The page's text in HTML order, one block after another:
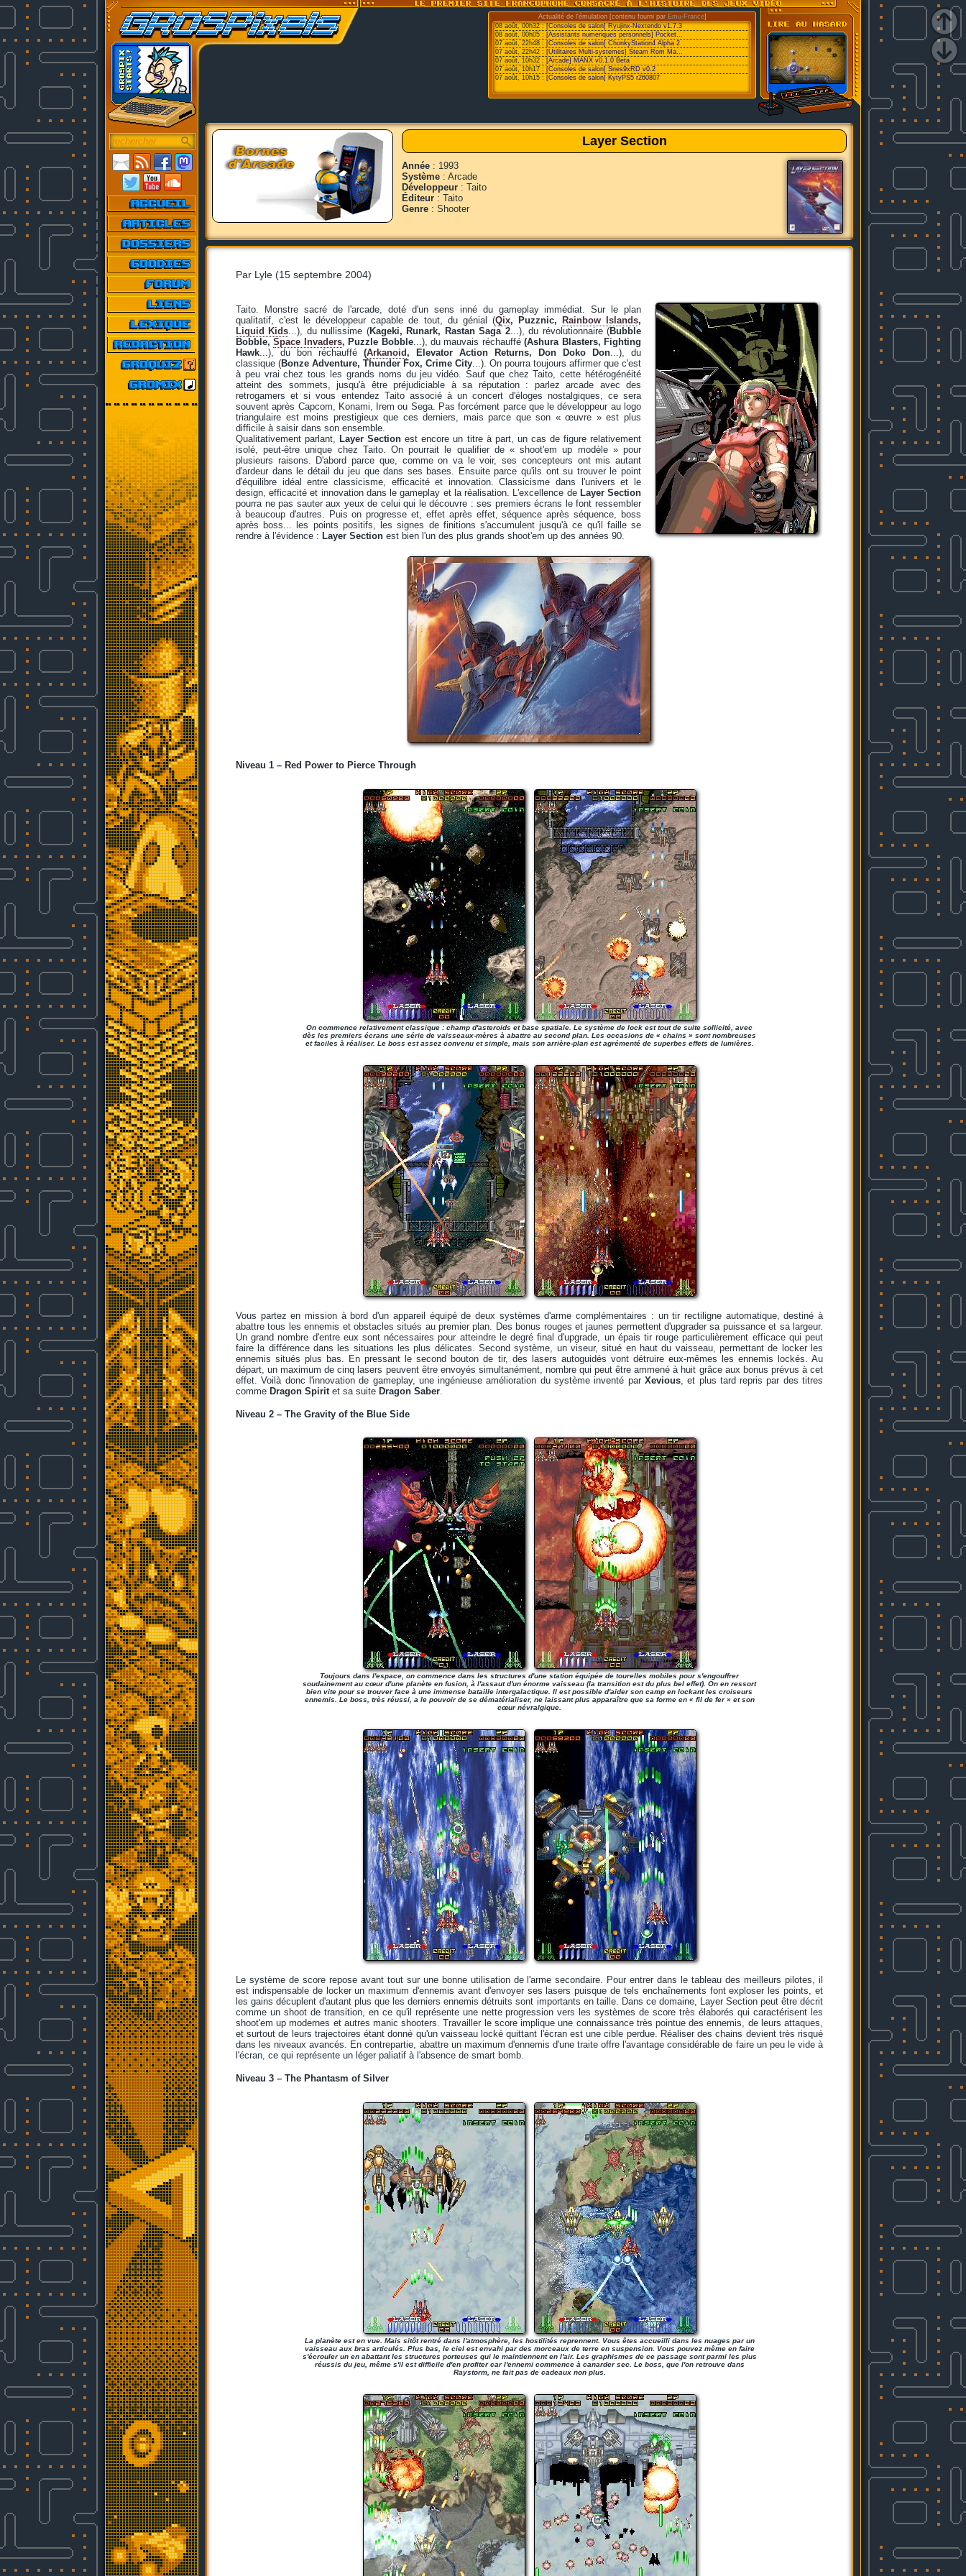
Actualité de l'émulation [contenu fourni par Emu-France]
08 août, 00h32 :[Consoles de salon] Ryujinx-Nextendo v1.7.3
08 août, 00h05 : [Assistants numeriques personnels] Pocket...
07 août, 22h48 : [Consoles de salon] ChonkyStation4 Alpha 2
07 août, 22h42 : [Utilitaires Multi-systemes] Steam Rom Ma...
07 août, 10h32 : [Arcade] MANX v0.1.0 Beta
07 août, 10h17 : [Consoles de salon] Snes9xRD v0.2
07 août, 10h15 : [Consoles de salon] KytyPS5 r260807
Layer Section
Année : 1993
Système : Arcade
Développeur : Taito
Éditeur : Taito
Genre : Shooter
Par Lyle (15 septembre 2004)
Taito. Monstre sacré de l'arcade, doté d'un sens inné du gameplay immédiat. Sur le plan
qualitatif, c'est le développeur capable de tout, du génial (Qix, Puzznic, Rainbow Islands,
Liquid Kids...), du nullissime (Kageki, Runark, Rastan Saga 2...), du révolutionnaire (Bubble
Bobble,Space Invaders, Puzzle Bobble...), du mauvais réchauffé(Ashura Blasters, Fighting
Hawk...), du bon réchauffé (Arkanoid , Elevator Action Returns, Don Doko Don...), du
classique (Bonze Adventure, Thunder Fox, Crime City...). On pourra toujours affirmer que c'est
à peu vrai chez tous les grands noms du jeu vidéo. Sauf que chez Taito, cette hétérogénéité
atteint des sommets, jusqu'à être préjudiciable à sa réputation : parlez arcade avec des
retrogamers et si vous entendez Taito associé à un concert d'éloges nostalgiques, ce sera
souvent après Capcom, Konami, Irem ou Sega. Pas forcément parce que le développeur au logo
triangulaire est moins prestigieux que ces derniers, mais parce que son « œuvre » est plus
difficile à saisir dans son ensemble.
Qualitativement parlant, Layer Section est encore un titre à part, un cas de figure relativement
isolé, peut-être unique chez Taito. On pourrait le qualifier de « shoot'em up modèle » pour
plusieurs raisons. D'abord parce que, comme on va le voir, ses concepteurs ont mis autant
d'ardeur dans le détail du jeu que dans ses bases. Ensuite parce qu'ils ont su trouver le point
d'équilibre idéal entre classicisme, efficacité et innovation. Classicisme dans l'univers et le
design, efficacité et innovation dans le gameplay et la réalisation. L'excellence de Layer Section
pourra ne pas sauter aux yeux de celui qui le découvre : ses premiers écrans le font ressembler
à beaucoup d'autres. Puis on progresse et, effet après effet, séquence après séquence, boss
après boss... les points positifs, les signes de finitions s'accumulent jusqu'à ce qu'il faille se
rendre à l'évidence : Layer Section est bien l'un des plus grands shoot'em up des années 90.
Niveau 1 – Red Power to Pierce Through
On commence relativement classique : champ d'asteroids et base spatiale. Le système de lock est tout de suite sollicité, avec
dès les premiers écrans une série de vaisseaux-mères à abattre au second plan. Les occasions de « chains » sont nombreuses
et faciles à réaliser. Le boss est assez convenu et simple, mais son arrière-plan est agrémenté de superbes effets de lumières.
Vous partez en mission à bord d'un appareil équipé de deux systèmes d'arme complémentaires : un tir rectiligne automatique, destiné à
abattre tous les ennemis et obstacles situés au premier plan. Des bonus rouges et jaunes permettent d'upgrader sa puissance et sa largeur.
Un grand nombre d'entre eux sont nécessaires pour atteindre le degré final d'upgrade, un épais tir rouge particulièrement efficace qui peut
faire la différence dans les situations les plus délicates. Second système, un viseur, situé en haut du vaisseau, permettant de locker les
ennemis situés plus bas. En pressant le second bouton de tir, des lasers autoguidés vont détruire eux-mêmes les ennemis lockés. Au
départ, un maximum de cinq lasers peuvent être envoyés simultanément, nombre qui peut être ammené à huit grâce aux bonus prévus à cet
effet. Voilà donc l'innovation de gameplay, une ingénieuse amélioration du système inventé par Xevious, et plus tard repris par des titres
comme Dragon Spirit et sa suite Dragon Saber
Niveau 2 – The Gravity of the Blue Side
Toujours dans l'espace, on commence dans les structures d'une station équipée de tourelles mobiles pour s'engouffrer
soudainement au cœur d'une planète en fusion, à l'assaut d'un énorme vaisseau (la transition est du plus bel effet). On en ressort
bien vite pour se trouver face à une immense bataille intergalactique. Il est possible d'aider son camp en lockant les croiseurs
ennemis. Le boss, très réussi, a le pouvoir de se dématérialiser, ne laissant plus apparaître que sa forme en « fil de fer » et son
cœur névralgique.
Le système de score repose avant tout sur une bonne utilisation de l'arme secondaire. Pour entrer dans le tableau des meilleurs pilotes, il
est indispensable de locker un maximum d'ennemis avant d'envoyer ses lasers puisque de tels enchaînements font exploser les points, et
les gains décuplent d'autant plus que les derniers ennemis détruits sont importants en taille. Dans ce domaine, Layer Section peut être décrit
comme un shoot de transition, en ce qu'il représente une nette progression vers les systèmes de score très élaborés qui caractérisent les
shoot'em up modernes et autres manic shooters. Travailler le score implique une connaissance très pointue des ennemis, de leurs attaques,
et surtout de leurs trajectoires étant donné qu'un vaisseau locké quittant l'écran est une cible perdue. Réaliser des chains devient très risqué
dans les niveaux avancés. En contrepartie, abattre un maximum d'ennemis d'une traite offre l'avantage considérable de faire un peu le vide à
l'écran, ce qui représente un léger paliatif à l'absence de smart bomb.
Niveau 3 – The Phantasm of Silver
La planète est en vue. Mais sitôt rentré dans l'atmosphère, les hostilités reprennent. Vous êtes accueilli dans les nuages par un
vaisseau aux bras articulés. Plus bas, le ciel est envahi par des morceaux de terre en suspension. Vous pouvez même en faire
s'écrouler un en abattant les structures porteuses qui le maintiennent en l'air. Les graphismes de ce passage sont parmi les plus
réussis du jeu, même s'il est difficile d'en profiter car l'ennemi commence à canarder sec. Le boss, que l'on retrouve dans
Raystorm, ne fait pas de cadeaux non plus.